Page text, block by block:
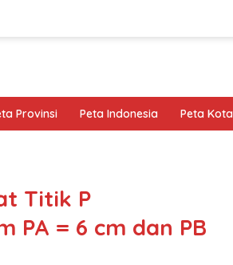
Provinsi Peta Indonesia Peta Kota
Titik P
PA = 6 cm dan PB